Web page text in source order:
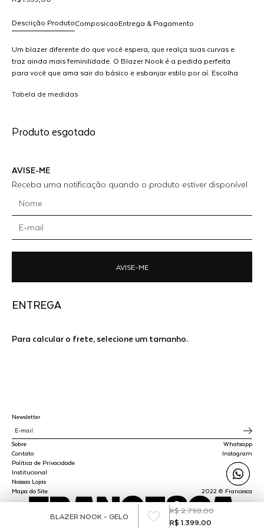
BLAZER NOOK - GELO
R$ 2.798,00
R$ 1.399,00
Composicao
Descrição Produto Entrega & Pagamento
Um blazer diferente do que você espera, que realça suas curvas e
traz ainda mais feminilidade. O Blazer Nook é a pedida perfeita
para você que ama sair do básico e esbanjar estilo por aí. Escolha
Tabela de medidas
Produto esgotado
AVISE-ME
Receba uma notificação quando o produto estiver disponível
AVISE-ME
ENTREGA
Para calcular o frete, selecione um tamanho.
Sobre
Contato
Política de Privacidade
Institucional
Nossas Lojas
Mapa do Site
Whatsapp
Instagram
2022 © Francesca
Newsletter
SPLY STUDIO LTDA - CNPJ 45.510.647/0001-00